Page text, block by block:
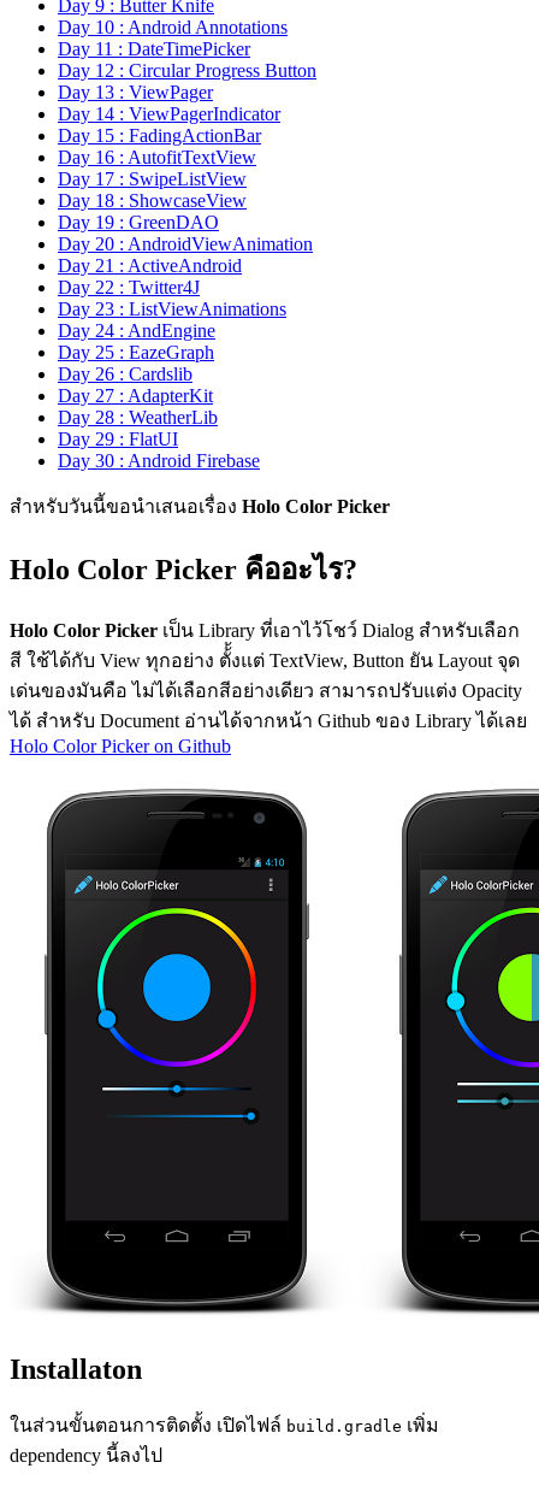
Day 9 : Butter Knife
Day 10 : Android Annotations
Day 11 : DateTimePicker
Day 12 : Circular Progress Button
Day 13 : ViewPager
Day 14 : ViewPagerIndicator
Day 15 : FadingActionBar
Day 16 : AutofitTextView
Day 17 : SwipeListView
Day 18 : ShowcaseView
Day 19 : GreenDAO
Day 20 : AndroidViewAnimation
Day 21 : ActiveAndroid
Day 22 : Twitter4J
Day 23 : ListViewAnimations
Day 24 : AndEngine
Day 25 : EazeGraph
Day 26 : Cardslib
Day 27 : AdapterKit
Day 28 : WeatherLib
Day 29 : FlatUI
Day 30 : Android Firebase
สำหรับวันนี้ขอนำเสนอเรื่อง Holo Color Picker
Holo Color Picker คืออะไร?
Holo Color Picker เป็น Library ที่เอาไว้โชว์ Dialog สำหรับเลือก
สี ใช้ได้กับ View ทุกอย่าง ตั้้งแต่ TextView, Button ยัน Layout จุด
เด่นของมันคือ ไม่ได้เลือกสีอย่างเดียว สามารถปรับแต่ง Opacity
ได้ สำหรับ Document อ่านได้จากหน้า Github ของ Library ได้เลย
Holo Color Picker on Github
Installaton
ในส่วนขั้นตอนการติดตั้ง เปิดไฟล์ build.gradle เพิ่ม
dependency นี้ลงไป